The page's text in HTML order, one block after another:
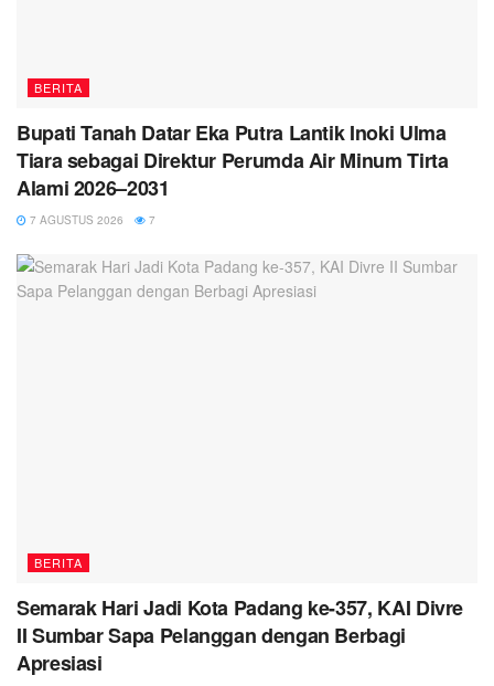
BERITA
Bupati Tanah Datar Eka Putra Lantik Inoki Ulma
Tiara sebagai Direktur Perumda Air Minum Tirta
Alami 2026–2031
7 AGUSTUS 2026 7
BERITA
Semarak Hari Jadi Kota Padang ke-357, KAI Divre
II Sumbar Sapa Pelanggan dengan Berbagi
Apresiasi